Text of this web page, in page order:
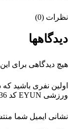
نظرات (0)
دیدگاهها
هیچ دیدگاهی برای
اولین نفری باشید
ورزشی EYUN کد 536”
نشانی ایمیل شما